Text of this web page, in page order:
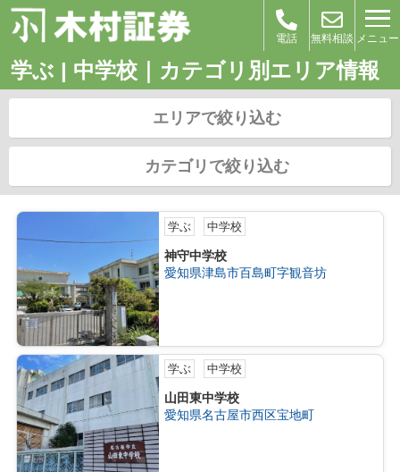
電話 無料相談 メニュー
学ぶ | 中学校｜カテゴリ別エリア情報
エリアで絞り込む
カテゴリで絞り込む
学ぶ 中学校
神守中学校
愛知県津島市百島町字観音坊
学ぶ 中学校
山田東中学校
愛知県名古屋市西区宝地町